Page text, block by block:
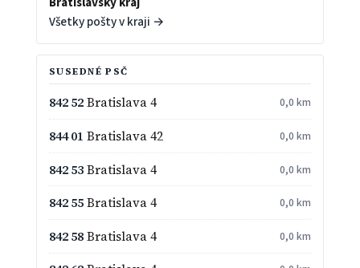
Všetky pošty v kraji →
SUSEDNÉ PSČ
842 52Bratislava 4 0,0 km
844 01 Bratislava 42 0,0 km
842 53Bratislava 4 0,0 km
842 55Bratislava 4 0,0 km
842 58Bratislava 4 0,0 km